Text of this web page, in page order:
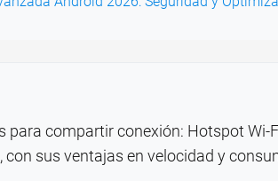
para compartir conexión: Hotspot Wi-
con sus ventajas en velocidad y